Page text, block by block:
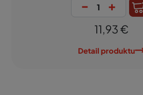
- +
11,93 €
Detail produktu